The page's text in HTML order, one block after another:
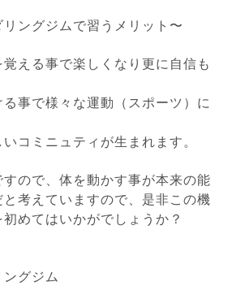
ングジムで習うメリット〜
える事で楽しくなり更に自信も
事で様々な運動（スポーツ）に
コミニュティが生まれます。
ので、体を動かす事が本来の能
考えていますので、是非この機
めてはいかがでしょうか？
グジム